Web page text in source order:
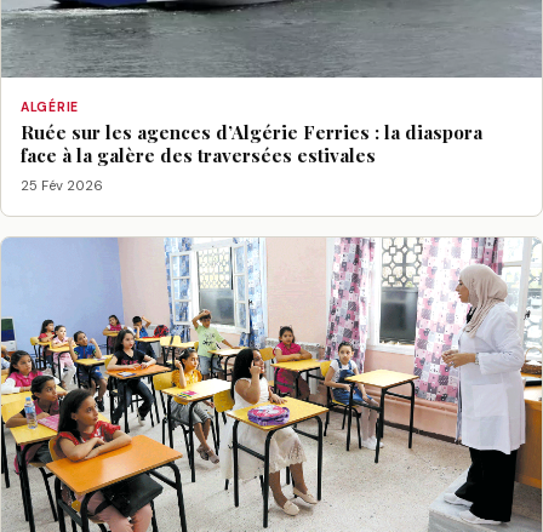
ALGÉRIE
Ruée sur les agences d’Algérie Ferries : la diaspora
face à la galère des traversées estivales
25 Fév 2026